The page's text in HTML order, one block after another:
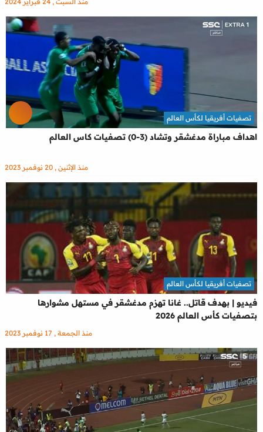
اهداف مباراة مدغشقر وتشاد (3-0) تصفيات كاس العالم
تصفيات أفريقيا لكأس العالم
منذ الإثنين , 20 نوفمبر 2023
فيديو | بهدف قاتل.. غانا تهزم مدغشقر في مستهل مشوارها
بتصفيات كأس العالم 2026
تصفيات أفريقيا لكأس العالم
منذ الجمعة , 17 نوفمبر 2023